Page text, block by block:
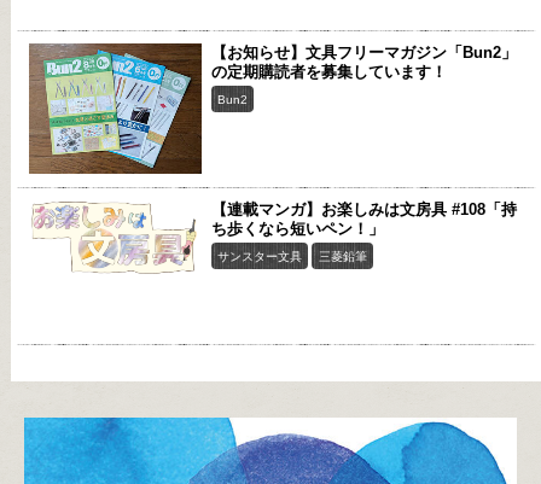
【お知らせ】文具フリーマガジン「Bun2」
の定期購読者を募集しています！
Bun2
【連載マンガ】お楽しみは文房具 #108「持
ち歩くなら短いペン！」
サンスター文具 三菱鉛筆